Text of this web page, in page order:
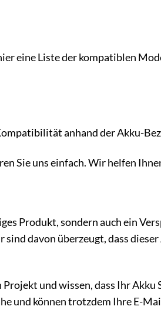
eine Liste der kompatiblen
anhand der Akku-
Sie uns einfach. Wir helfen
Produkt, sondern auch ein
davon überzeugt, dass dieser
und wissen, dass Ihr Akku
und können trotzdem Ihre E-